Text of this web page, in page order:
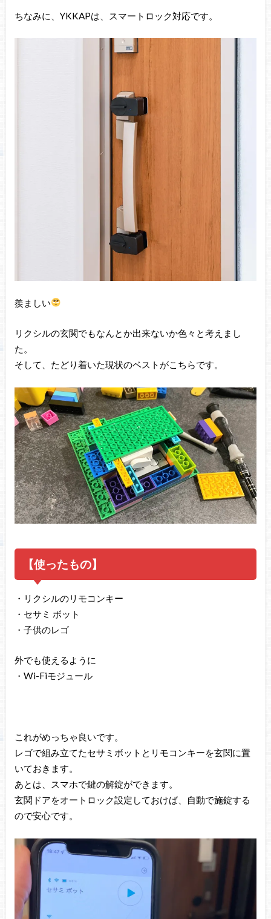
ちなみに、YKKAPは、スマートロック対応です。
羨ましい
リクシルの玄関でもなんとか出来ないか色々と考えまし
た。
そして、たどり着いた現状のベストがこちらです。
【使ったもの】
・リクシルのリモコンキー
・セサミ ボット
・子供のレゴ
外でも使えるように
・Wi-Fiモジュール
これがめっちゃ良いです。
レゴで組み立てたセサミボットとリモコンキーを玄関に置
いておきます。
あとは、スマホで鍵の解錠ができます。
玄関ドアをオートロック設定しておけば、自動で施錠する
ので安心です。